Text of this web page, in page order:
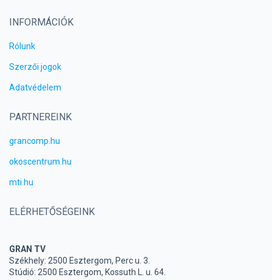
INFORMÁCIÓK
Rólunk
Szerzői jogok
Adatvédelem
PARTNEREINK
grancomp.hu
okoscentrum.hu
mti.hu
ELÉRHETŐSÉGEINK
GRAN TV
Székhely: 2500 Esztergom, Perc u. 3.
Stúdió: 2500 Esztergom, Kossuth L. u. 64.